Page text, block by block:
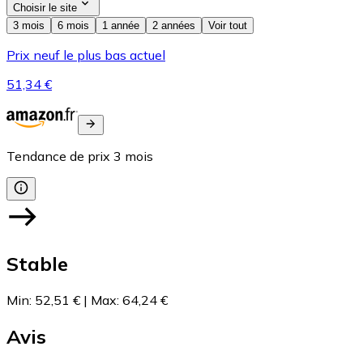
Choisir le site
3 mois
6 mois 1 année 2 années Voir tout
Prix neuf le plus bas actuel
51,34 €
Tendance de prix 3 mois
Stable
Min: 52,51 € | Max: 64,24 €
Avis